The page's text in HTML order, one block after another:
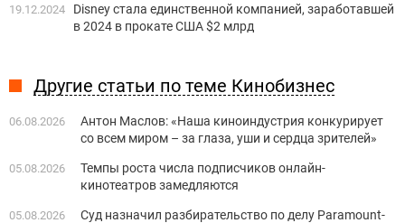
19.12.2024
Disney стала единственной компанией, заработавшей
в 2024 в прокате США $2 млрд
Другие статьи по теме Кинобизнес
06.08.2026
Антон Маслов: «Наша киноиндустрия конкурирует
со всем миром – за глаза, уши и сердца зрителей»
05.08.2026
Темпы роста числа подписчиков онлайн-
кинотеатров замедляются
05.08.2026
Суд назначил разбирательство по делу Paramount-